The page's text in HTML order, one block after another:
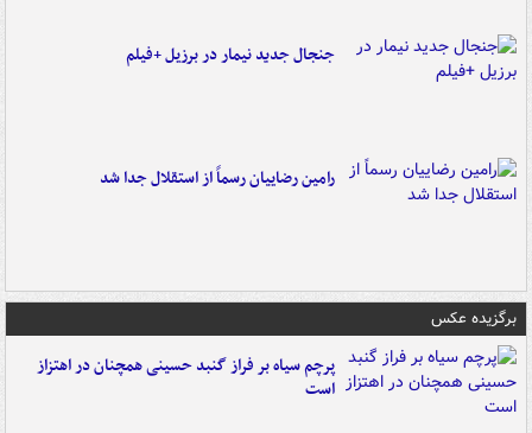
جنجال جدید نیمار در برزیل +فیلم
رامین رضاییان رسماً از استقلال جدا شد
برگزیده عکس
پرچم سیاه بر فراز گنبد حسینی همچنان در اهتزاز
است